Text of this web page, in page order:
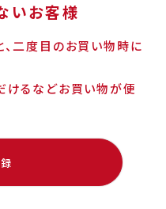
いお客様
二度目のお買い物時に
けるなどお買い物が便